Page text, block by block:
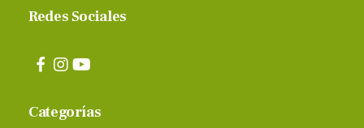
Redes Sociales
Categorías